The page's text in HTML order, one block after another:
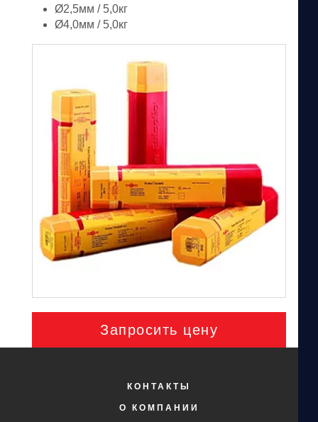
Ø2,5мм / 5,0кг
Ø4,0мм / 5,0кг
Запросить цену
КОНТАКТЫ
О КОМПАНИИ